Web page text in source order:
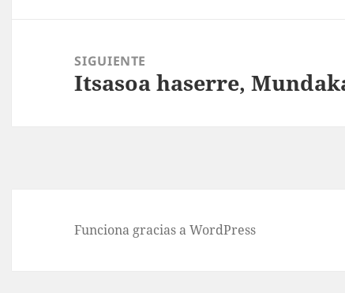
SIGUIENTE
Entrada
Itsasoa haserre,
Funciona gracias a WordPress